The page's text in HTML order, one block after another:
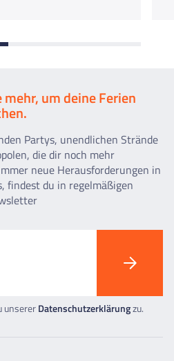
mehr, um deine Ferien
Partys, unendlichen Strände
die dir noch mehr
neue Herausforderungen in
findest du in regelmäßigen
unsererDatenschutzerklärungzu.